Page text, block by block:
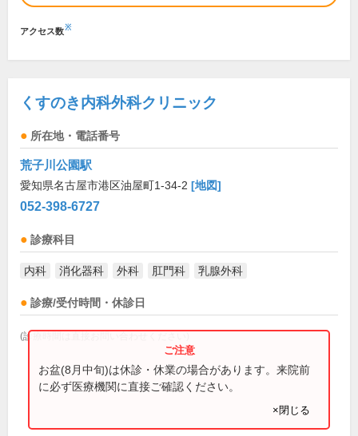
アクセス数※
くすのき内科外科クリニック
所在地・電話番号
荒子川公園駅
愛知県名古屋市港区油屋町1-34-2 [地図]
052-398-6727
診療科目
内科 消化器科 外科 肛門科 乳腺外科
診療/受付時間・休診日
(診療時間は直接お問い合わせください)
お盆(8月中旬)は休診・休業の場合があります。来院前
に必ず医療機関に直接ご確認ください。
×閉じる